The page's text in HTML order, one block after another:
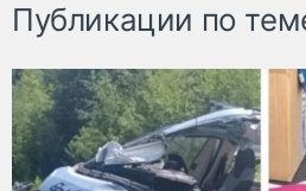
Публикации по